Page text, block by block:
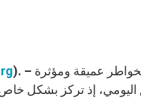
). – تلمع تعاليم البابا بندكتس السادس عشر مؤخرًا بخواطر عميقة ومؤثرة
إذ تركز بشكل خاص